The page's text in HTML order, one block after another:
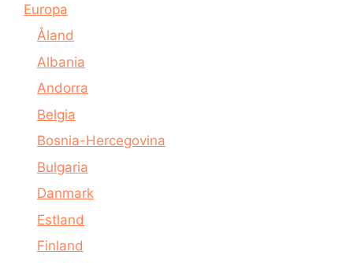
Europa
Åland
Albania
Andorra
Belgia
Bosnia-Hercegovina
Bulgaria
Danmark
Estland
Finland